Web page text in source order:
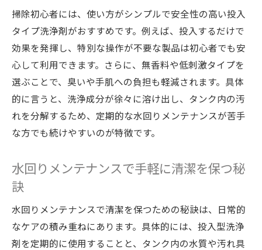
掃除初心者には、使い方がシンプルで安全性の高い投入
タイプ洗浄剤がおすすめです。例えば、投入するだけで
効果を発揮し、特別な操作が不要な製品は初心者でも安
心して利用できます。さらに、無香料や低刺激タイプを
選ぶことで、臭いや手肌への負担も軽減されます。具体
的に言うと、洗浄成分が徐々に溶け出し、タンク内の汚
れを分解するため、定期的な水回りメンテナンスが苦手
な方でも続けやすいのが特徴です。
水回りメンテナンスで手軽に清潔を保つ秘
訣
水回りメンテナンスで清潔を保つための秘訣は、日常的
なケアの積み重ねにあります。具体的には、投入型洗浄
剤を定期的に使用することと、タンク内の水質や汚れ具